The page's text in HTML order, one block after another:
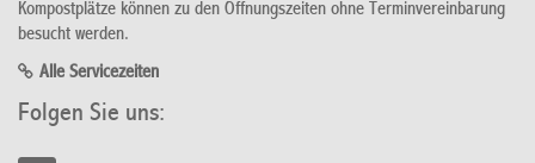
Kompostplätze können zu den Öffnungszeiten ohne Terminvereinbarung
besucht werden.
Alle Servicezeiten
Folgen Sie uns: